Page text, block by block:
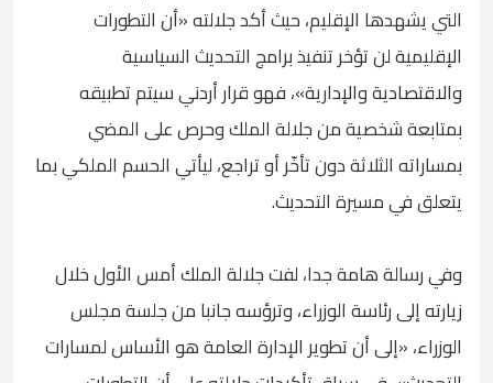
التي يشهدها الإقليم، حيث أكد جلالته «أن التطورات
الإقليمية لن تؤخر تنفيذ برامج التحديث السياسية
والاقتصادية والإدارية»، فهو قرار أردني سيتم تطبيقه
بمتابعة شخصية من جلالة الملك وحرص على المضي
بمساراته الثلاثة دون تأخّر أو تراجع، ليأتي الحسم الملكي بما
يتعلق في مسيرة التحديث.
وفي رسالة هامة جدا، لفت جلالة الملك أمس الأول خلال
زيارته إلى رئاسة الوزراء، وترؤسه جانبا من جلسة مجلس
الوزراء، «إلى أن تطوير الإدارة العامة هو الأساس لمسارات